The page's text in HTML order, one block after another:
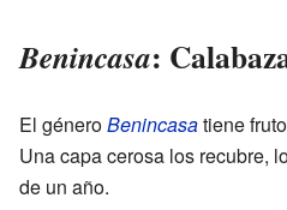
Benincasa:
El géneroBenincasatiene
Una capa cerosa los recubre,
de un año.